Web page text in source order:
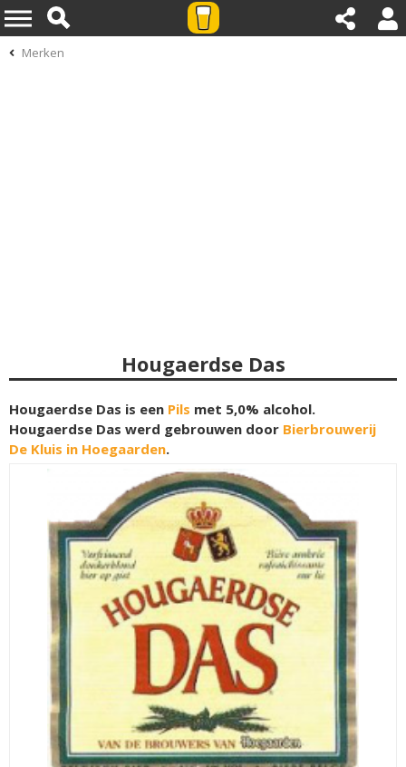
Merken
Hougaerdse Das
Hougaerdse Das is een Pils met 5,0% alcohol.
Hougaerdse Das werd gebrouwen door Bierbrouwerij
De Kluis in Hoegaarden.